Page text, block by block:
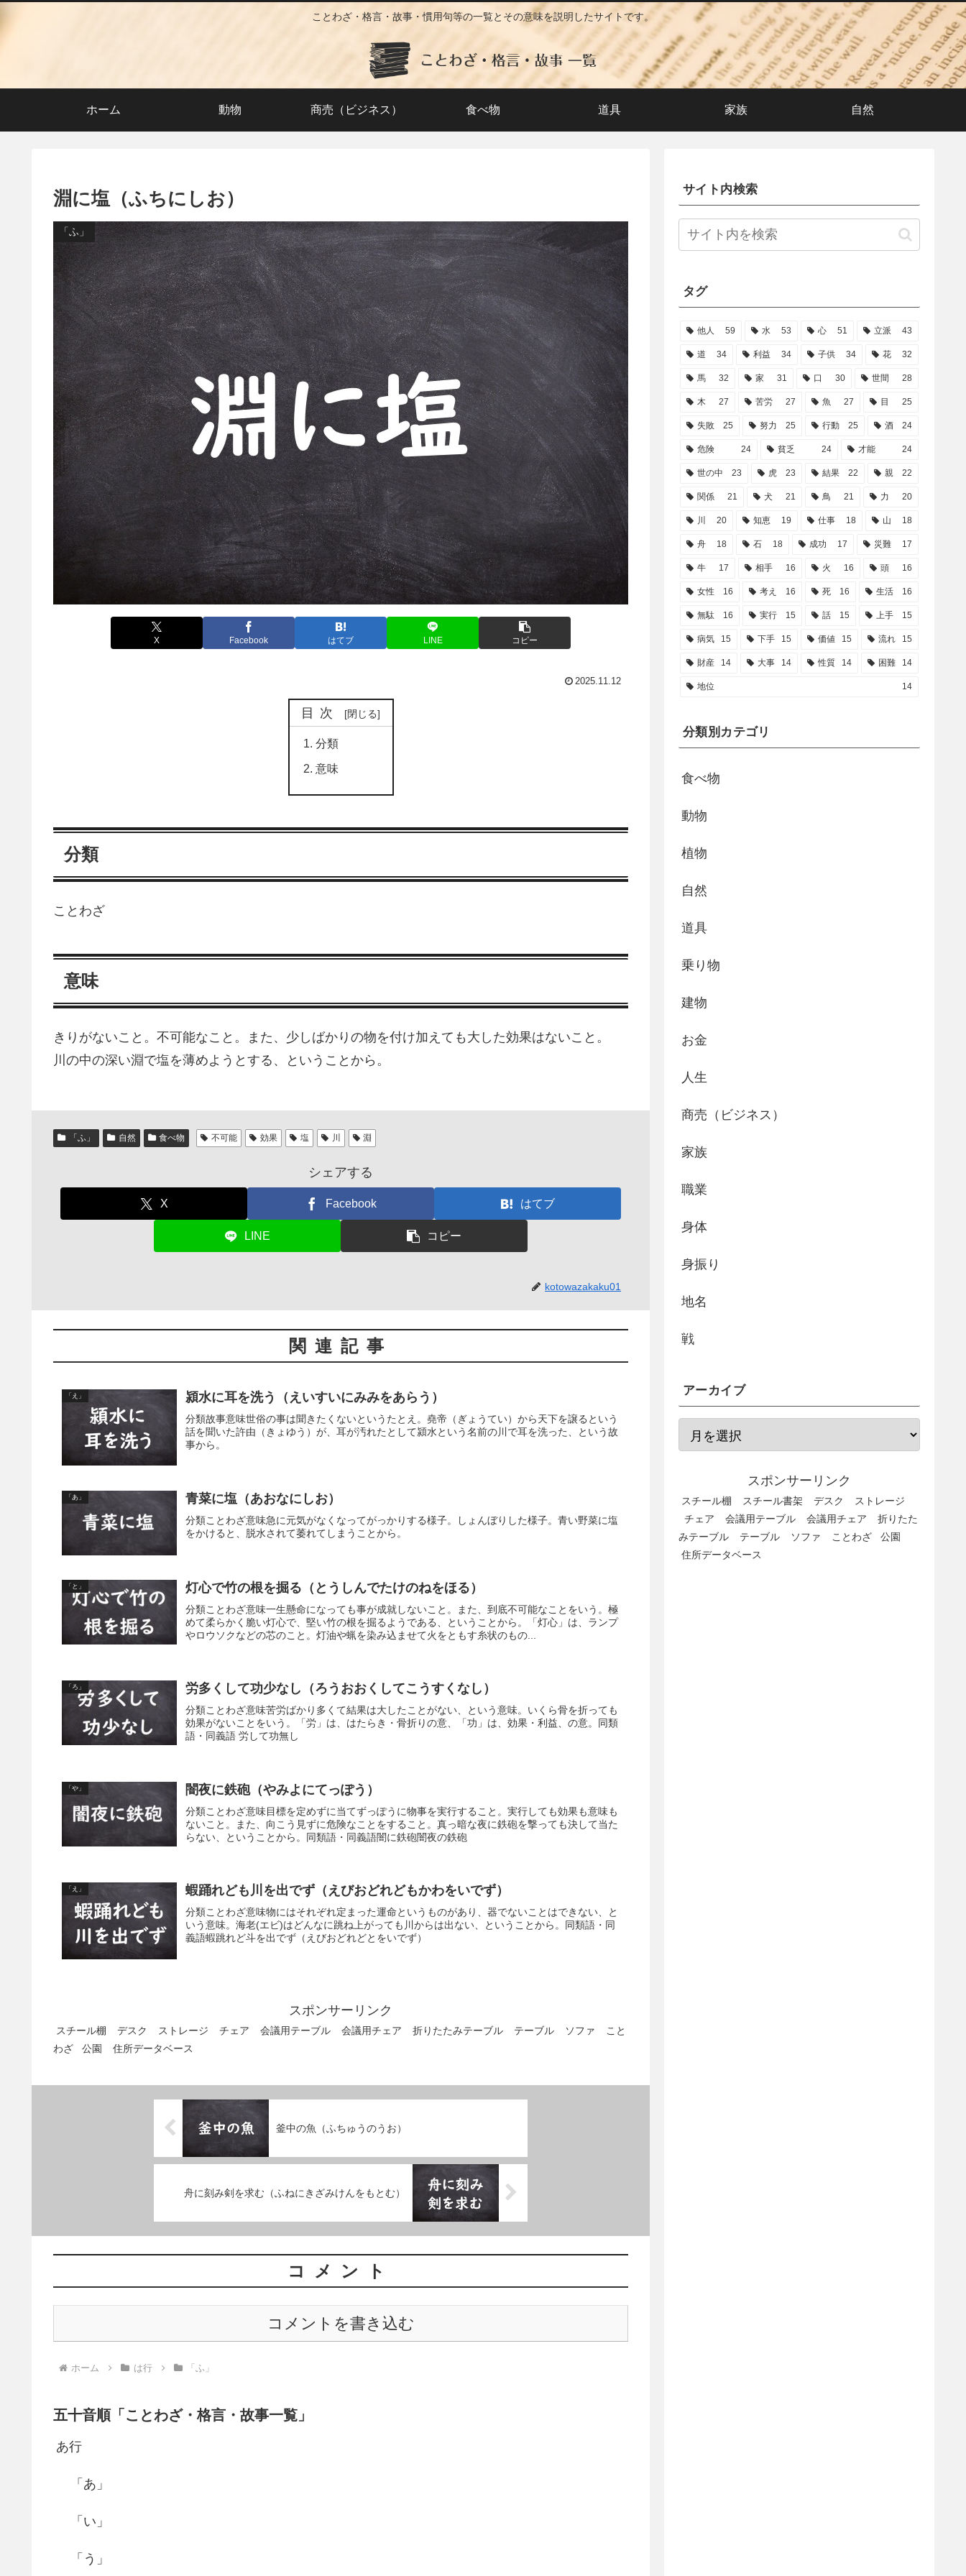
ことわざ・格言・故事・慣用句等の一覧とその意味を説明したサイトです。
ホーム 動物 商売（ビジネス） 食べ物 道具 家族 自然
淵に塩（ふちにしお）
「ふ」
X Facebook はてブ LINE コピー
2025.11.12
目次
分類
意味
分類
ことわざ
意味
きりがないこと。不可能なこと。また、少しばかりの物を付け加えても大した効果はないこと。
川の中の深い淵で塩を薄めようとする、ということから。
「ふ」 自然 食べ物 不可能 効果 塩 川 淵
シェアする
X Facebook はてブ
LINE コピー
kotowazakaku01
関連記事
「え」 潁水に耳を洗う（えいすいにみみをあらう）
分類故事意味世俗の事は聞きたくないというたとえ。堯帝（ぎょうてい）から天下を譲るという
話を聞いた許由（きょゆう）が、耳が汚れたとして潁水という名前の川で耳を洗った、という故
事から。
「あ」 青菜に塩（あおなにしお）
分類ことわざ意味急に元気がなくなってがっかりする様子。しょんぼりした様子。青い野菜に塩
をかけると、脱水されて萎れてしまうことから。
「と」 灯心で竹の根を掘る（とうしんでたけのねをほる）
分類ことわざ意味一生懸命になっても事が成就しないこと。また、到底不可能なことをいう。極
めて柔らかく脆い灯心で、堅い竹の根を掘るようである、ということから。「灯心」は、ランプ
やロウソクなどの芯のこと。灯油や蝋を染み込ませて火をともす糸状のもの...
「ろ」 労多くして功少なし（ろうおおくしてこうすくなし）
分類ことわざ意味苦労ばかり多くて結果は大したことがない、という意味。いくら骨を折っても
効果がないことをいう。「労」は、はたらき・骨折りの意、「功」は、効果・利益、の意。同類
語・同義語 労して功無し
「や」 闇夜に鉄砲（やみよにてっぽう）
分類ことわざ意味目標を定めずに当てずっぽうに物事を実行すること。実行しても効果も意味も
ないこと。また、向こう見ずに危険なことをすること。真っ暗な夜に鉄砲を撃っても決して当た
らない、ということから。同類語・同義語闇に鉄砲闇夜の鉄砲
「え」 蝦踊れども川を出でず（えびおどれどもかわをいでず）
分類ことわざ意味物にはそれぞれ定まった運命というものがあり、器でないことはできない、と
いう意味。海老(エビ)はどんなに跳ね上がっても川からは出ない、ということから。同類語・同
義語蝦跳れど斗を出でず（えびおどれどとをいでず）
スポンサーリンク
スチール棚 デスク ストレージ チェア 会議用テーブル 会議用チェア 折りたたみテーブル テーブル ソファ
こと
わざ
公園 住所データベース
釜中の魚（ふちゅうのうお）
舟に刻み剣を求む（ふねにきざみけんをもとむ）
コメント
コメントを書き込む
ホーム は行 「ふ」
五十音順「ことわざ・格言・故事一覧」
あ行
「あ」
「い」
「う」
サイト内検索
タグ
他人 59 水 53 心 51 立派 43
道 34 利益 34 子供 34 花 32
馬 32 家 31 口 30 世間 28
木 27 苦労 27 魚 27 目 25
失敗 25 努力 25 行動 25 酒 24
危険 24 貧乏 24 才能 24
世の中 23 虎 23 結果 22 親 22
関係 21 犬 21 鳥 21 力 20
川 20 知恵 19 仕事 18 山 18
舟 18 石 18 成功 17 災難 17
牛 17 相手 16 火 16 頭 16
女性 16 考え 16 死 16 生活 16
無駄 16 実行 15 話 15 上手 15
病気 15 下手 15 価値 15 流れ 15
財産 14 大事 14 性質 14 困難 14
地位 14
分類別カテゴリ
食べ物
動物
植物
自然
道具
乗り物
建物
お金
人生
商売（ビジネス）
家族
職業
身体
身振り
地名
戦
アーカイブ
スポンサーリンク
スチール棚 スチール書架 デスク
ストレージ
チェア
会議用テーブル 会議用チェア
折りたた
みテーブル
テーブル ソファ ことわざ
公園
住所データベース